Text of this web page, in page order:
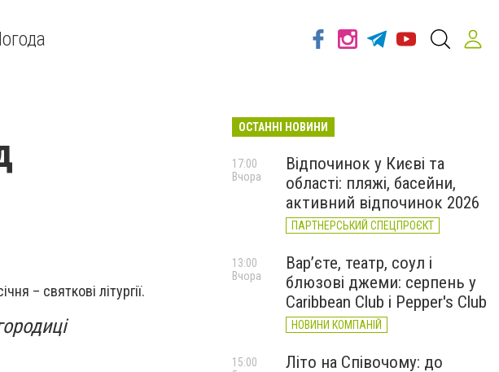
– святкові літургії.
ОСТАННІ НОВИНИ
Відпочинок у Києві та
області: пляжі, басейни,
активний відпочинок 2026
ПАРТНЕРСЬКИЙ СПЕЦПРОЄКТ
17:00
Вчора
Вар’єте, театр, соул і
блюзові джеми: серпень у
Caribbean Club і Pepper's Club
НОВИНИ КОМПАНІЙ
13:00
Вчора
Літо на Співочому: до
15:00